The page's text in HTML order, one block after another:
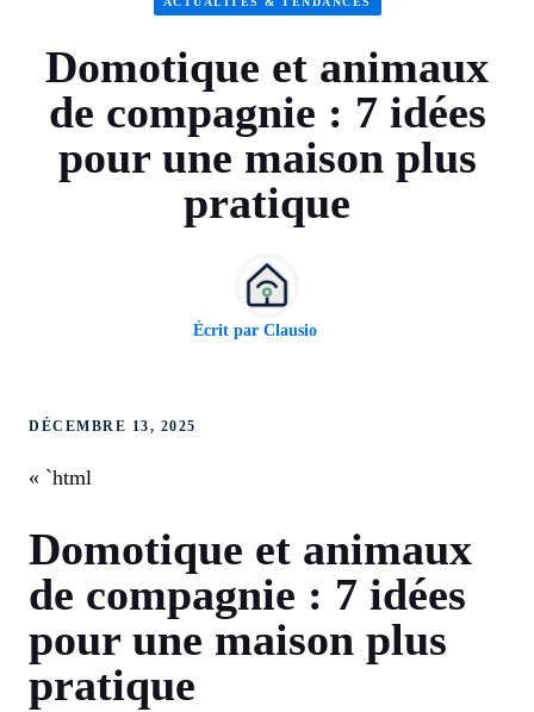
Domotique et animaux
de compagnie : 7 idées
pour une maison plus
pratique
Écrit par Clausio
DÉCEMBRE 13, 2025
« `html
Domotique et animaux
de compagnie : 7 idées
pour une maison plus
pratique